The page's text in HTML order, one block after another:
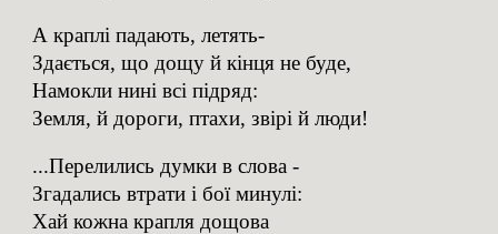
А краплі падають, летять-
Здається, що дощу й кінця не буде,
Намокли нині всі підряд:
Земля, й дороги, птахи, звірі й люди!
...Перелились думки в слова -
Згадались втрати і бої минулі:
Хай кожна крапля дощова